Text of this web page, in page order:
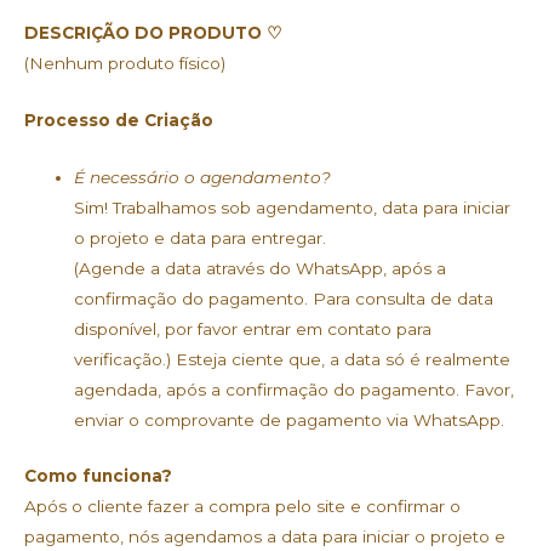
DESCRIÇÃO DO PRODUTO ♡
(Nenhum produto físico)
Processo de Criação
É necessário o agendamento?
Sim! Trabalhamos sob agendamento, data para iniciar
o projeto e data para entregar.
(Agende a data através do WhatsApp, após a
confirmação do pagamento. Para consulta de data
disponível, por favor entrar em contato para
verificação.) Esteja ciente que, a data só é realmente
agendada, após a confirmação do pagamento. Favor,
enviar o comprovante de pagamento via WhatsApp.
Como funciona?
Após o cliente fazer a compra pelo site e confirmar o
pagamento, nós agendamos a data para iniciar o projeto e